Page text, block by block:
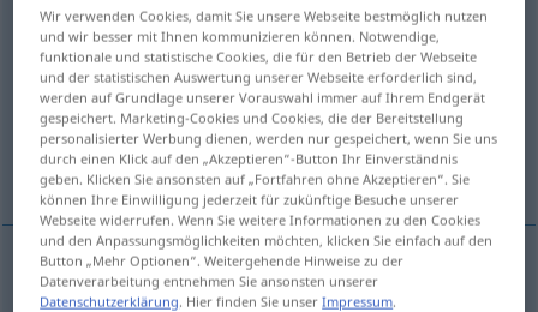
omslag [ˈ-slɑx]subst
Übersicht aller Übersetzungen
(Für mehr Details die Übersetzung anklicken/antippen)
Umschlag, Decke, Kompresse, Umschwung,
Hülle
Umschlagm omslag
Wir verwenden Cookies, damit Sie unsere Webseite bestmöglich nutzen
und wir besser mit Ihnen kommunizieren können. Notwendige,
funktionale und statistische Cookies, die für den Betrieb der Webseite
und der statistischen Auswertung unserer Webseite erforderlich sind,
werden auf Grundlage unserer Vorauswahl immer auf Ihrem Endgerät
gespeichert. Marketing-Cookies und Cookies, die der Bereitstellung
personalisierter Werbung dienen, werden nur gespeichert, wenn Sie uns
durch einen Klick auf den „Akzeptieren“-Button Ihr Einverständnis
geben. Klicken Sie ansonsten auf „Fortfahren ohne Akzeptieren“. Sie
können Ihre Einwilligung jederzeit für zukünftige Besuche unserer
Webseite widerrufen. Wenn Sie weitere Informationen zu den Cookies
und den Anpassungsmöglichkeiten möchten, klicken Sie einfach auf den
Button „Mehr Optionen“. Weitergehende Hinweise zu der
Datenverarbeitung entnehmen Sie ansonsten unserer
Datenschutzerklärung. Hier finden Sie unserImpressum.